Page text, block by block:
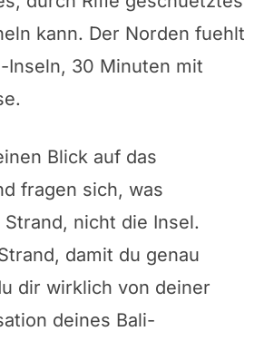
kann. Der Norden fuehlt
Inseln, 30 Minuten mit
Blick auf das
fragen sich, was
nicht die Insel.
damit du genau
dir wirklich von deiner
deines Bali-